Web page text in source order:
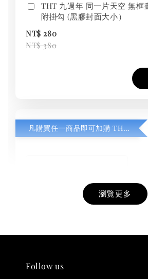
THT 九週年 同一片天空 無框
附掛勾 (黑膠封面大小）
NT$ 280
NT$ 380
凡購買任一商品即可加購 THT 九週年紀念 T-shirt
THT 九週年紀念 T-shirt
瀏覽更多
Follow us